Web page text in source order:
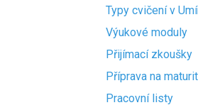
Typy cvičení v
Výukové moduly
Přijímací zkoušky
Příprava na
Pracovní listy